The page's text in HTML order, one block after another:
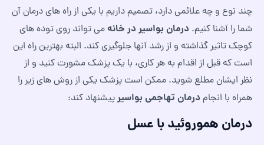
چند نوع و چه علائمی دارد، تصمیم داریم با یکی از راه های درمان آن
شما را آشنا کنیم. درمان بواسیر در خانهمی تواند روی توده های
کوچک تاثیر گذاشته و از رشد آنها جلوگیری کند. البته بهترین راه این
است که قبل از اقدام به هر کاری، با یک پزشک مشورت کنید و از
نظر ایشان مطلع شوید. ممکن است پزشک یکی از روش های زیر را
همراه با انجام درمان تهاجمی بواسیرپیشنهاد کند:
درمان هموروئید با عسل